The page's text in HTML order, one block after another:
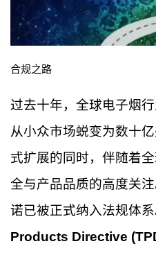
合规之路
过去十年，全球电子烟
从小众市场蜕变为数十
式扩展的同时，伴随着
全与产品品质的高度关
诺已被正式纳入法规体系
Products Directive